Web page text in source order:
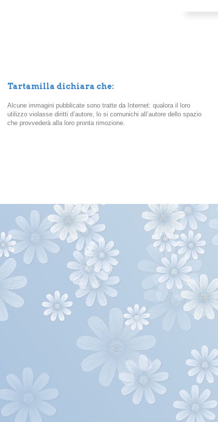
Tartamilla dichiara che:
Alcune immagini pubblicate sono tratte da Internet: qualora il loro
utilizzo violasse diritti d’autore, lo si comunichi all’autore dello spazio
che provvederà alla loro pronta rimozione.